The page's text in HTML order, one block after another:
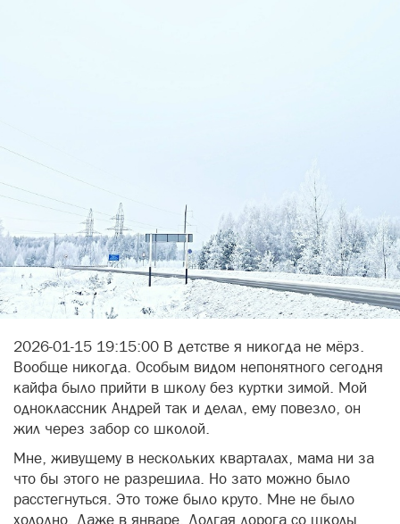
2026-01-15 19:15:00 В детстве я никогда не мёрз.
Вообще никогда. Особым видом непонятного сегодня
кайфа было прийти в школу без куртки зимой. Мой
одноклассник Андрей так и делал, ему повезло, он
жил через забор со школой.
Мне, живущему в нескольких кварталах, мама ни за
что бы этого не разрешила. Но зато можно было
расстегнуться. Это тоже было круто. Мне не было
холодно. Даже в январе. Долгая дорога со школы